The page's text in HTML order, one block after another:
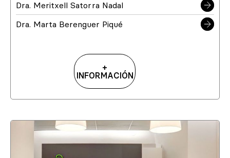
Dra. Meritxell Satorra Nadal
Dra. Marta Berenguer Piqué
+
INFORMACIÓN